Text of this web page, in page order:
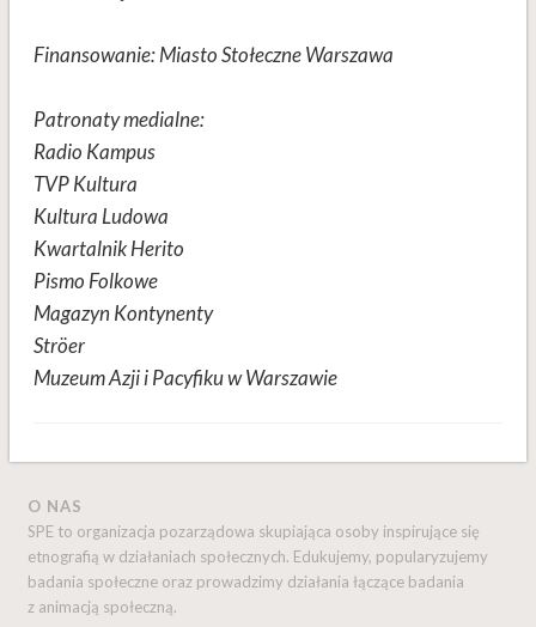
Finansowanie: Miasto Stołeczne Warszawa
Patronaty medialne:
Radio Kampus
TVP Kultura
Kultura Ludowa
Kwartalnik Herito
Pismo Folkowe
Magazyn Kontynenty
Ströer
Muzeum Azji i Pacyfiku w Warszawie
O NAS
SPE to organizacja pozarządowa skupiająca osoby inspirujące się
etnografią w działaniach społecznych. Edukujemy, popularyzujemy
badania społeczne oraz prowadzimy działania łączące badania
z animacją społeczną.